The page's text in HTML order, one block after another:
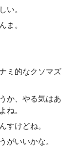
い。
ま。
ミ的なクソマズ
か、やる気はあ
ね。
すけどね。
がいいかな。